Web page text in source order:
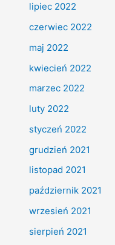
lipiec 2022
czerwiec 2022
maj 2022
kwiecień 2022
marzec 2022
luty 2022
styczeń 2022
grudzień 2021
listopad 2021
październik 2021
wrzesień 2021
sierpień 2021